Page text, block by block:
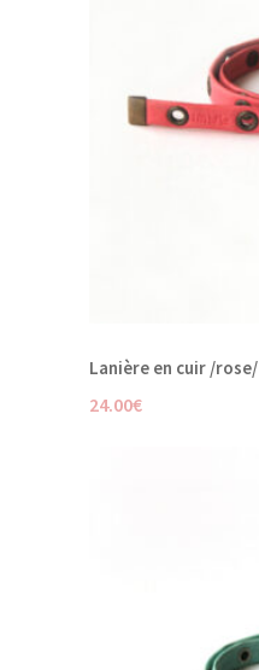
Lanière en cuir /rose/
24.00€